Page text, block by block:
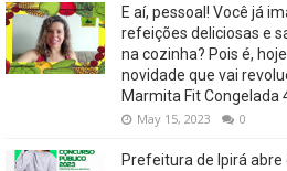
E aí, pessoal! Você já
refeições deliciosas e
na cozinha? Pois é,
novidade que vai
Marmita Fit Congelada
May 15, 2023 0
Prefeitura de Ipirá